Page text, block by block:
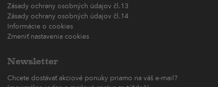
Zásady ochrany osobných údajov čl.13
Zásady ochrany osobných údajov čl.14
Informácie o cookies
Zmeniť nastavenia cookies
Newsletter
Chcete dostávať akciové ponuky priamo na váš e-mail?